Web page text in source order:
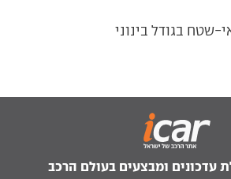
שטח בגודל בינוני
עדכונים ומבצעים בעולם הרכב